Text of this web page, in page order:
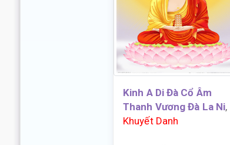
Kinh A Di Đà Cổ Âm
Thanh Vương Đà La Ni,
Khuyết Danh